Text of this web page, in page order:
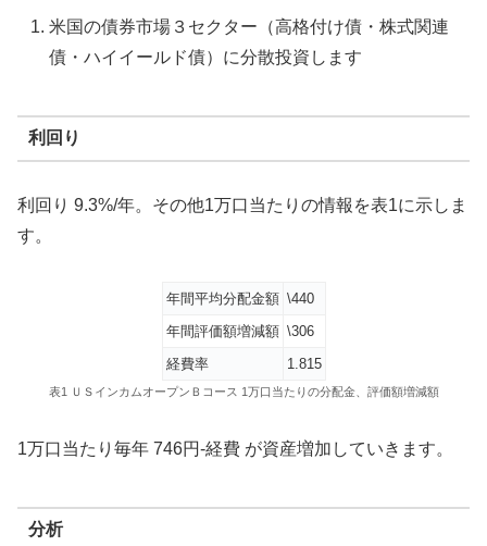
米国の債券市場３セクター（高格付け債・株式関連
債・ハイイールド債）に分散投資します
利回り
利回り 9.3%/年。その他1万口当たりの情報を表1に示しま
す。
年間平均分配金額 \440
年間評価額増減額 \306
経費率
1.815
表1 ＵＳインカムオープンＢコース 1万口当たりの分配金、評価額増減額
1万口当たり毎年 746円-経費 が資産増加していきます。
分析